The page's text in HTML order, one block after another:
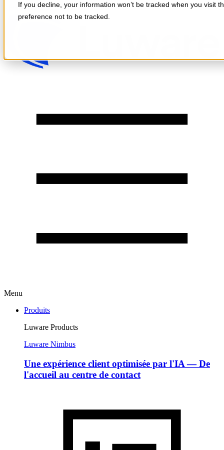
If you decline, your information won’t be tracked when you visit
preference not to be tracked.
Skip to content
Menu
Produits
Luware Products
Luware Nimbus
Une expérience client optimisée par l'IA — De
l'accueil au centre de contact